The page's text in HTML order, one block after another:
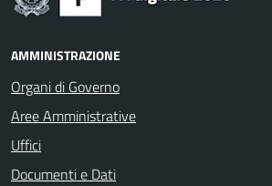
AMMINISTRAZIONE
Organi di Governo
Aree Amministrative
Uffici
Documenti e Dati